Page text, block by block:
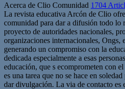
Acerca de Clio Comunidad 1704
La revista educativa Arcón de Clio
comunidad para dar a difusión todo lo
proyecto de autoridades nacionales,
organizaciones internacionales, Ongs,
generando un compromiso con la
dedicada especialmente a esas
educación, que s ecomprometen con
es una tarea que no se hace en
dar divulgación. La via de contacto es